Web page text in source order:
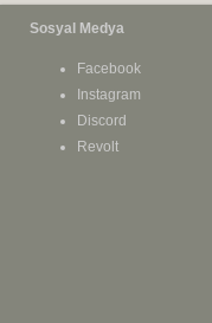
Sosyal Medya
Facebook
Instagram
Discord
Revolt